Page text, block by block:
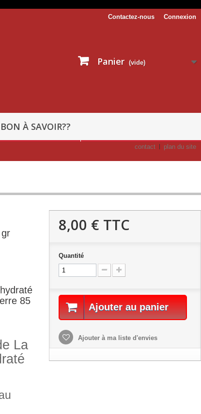
Connexion
Contactez-nous
Panier (vide)
À SAVOIR??
contact plan du site
85
La
8,00 € TTC
Quantité
Ajouter au panier
Ajouter à ma liste d'envies